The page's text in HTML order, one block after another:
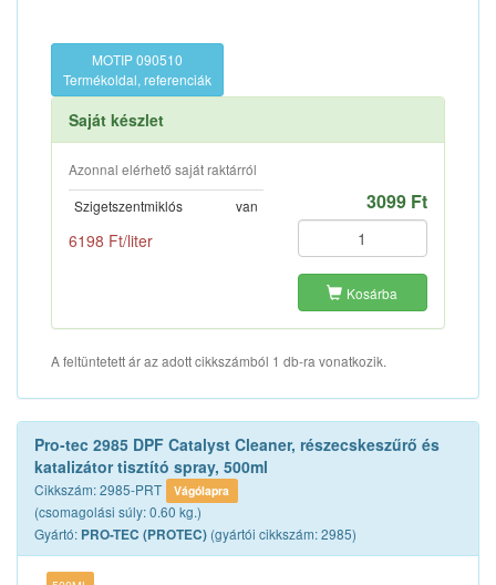
MOTIP 090510
Termékoldal, referenciák
Saját készlet
Azonnal elérhető saját raktárról
Szigetszentmiklós
van
6198 Ft/liter
3099 Ft
Kosárba
A feltüntetett ár az adott cikkszámból 1 db-ra vonatkozik.
Pro-tec 2985 DPF Catalyst Cleaner, részecskeszűrő és
katalizátor tisztító spray, 500ml
Cikkszám: 2985-PRT Vágólapra
(csomagolási súly: 0.60 kg.)
Gyártó: PRO-TEC (PROTEC) (gyártói cikkszám: 2985)